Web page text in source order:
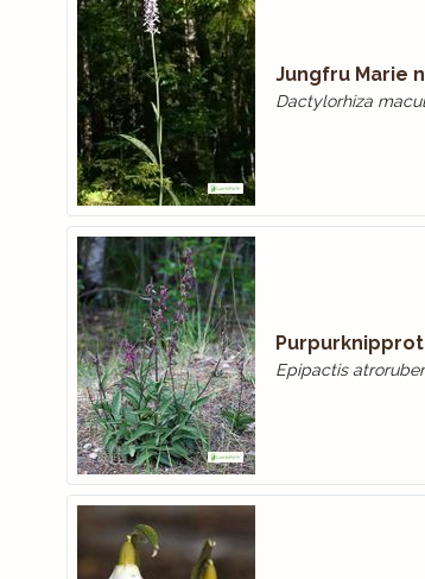
Jungfru Marie
Dactylorhiza
Purpurknipprot
Epipactis